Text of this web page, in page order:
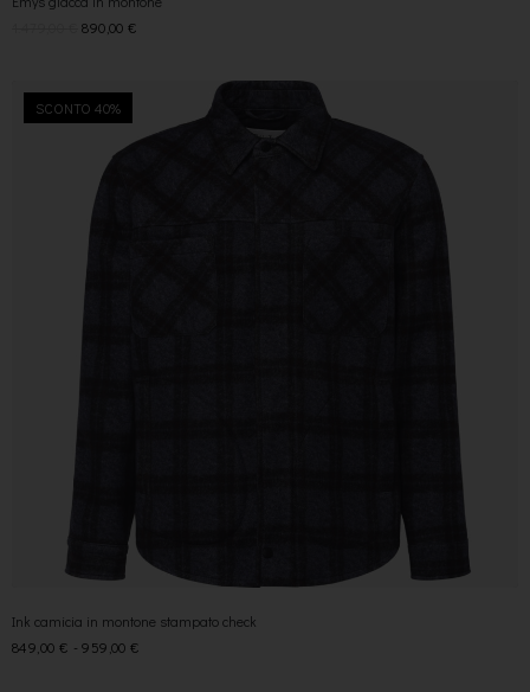
890,00€
SCONTO 40%
Ink camicia in montone stampato check
849,00 € - 959,00€